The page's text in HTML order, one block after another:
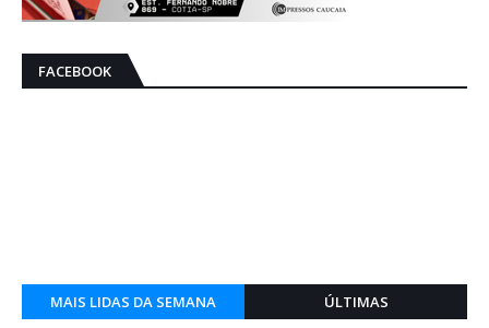
FACEBOOK
MAIS LIDAS DA SEMANA ÚLTIMAS